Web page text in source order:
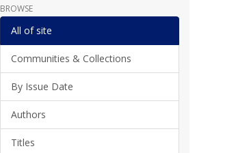
BROWSE
All of site
Communities & Collections
By Issue Date
Authors
Titles